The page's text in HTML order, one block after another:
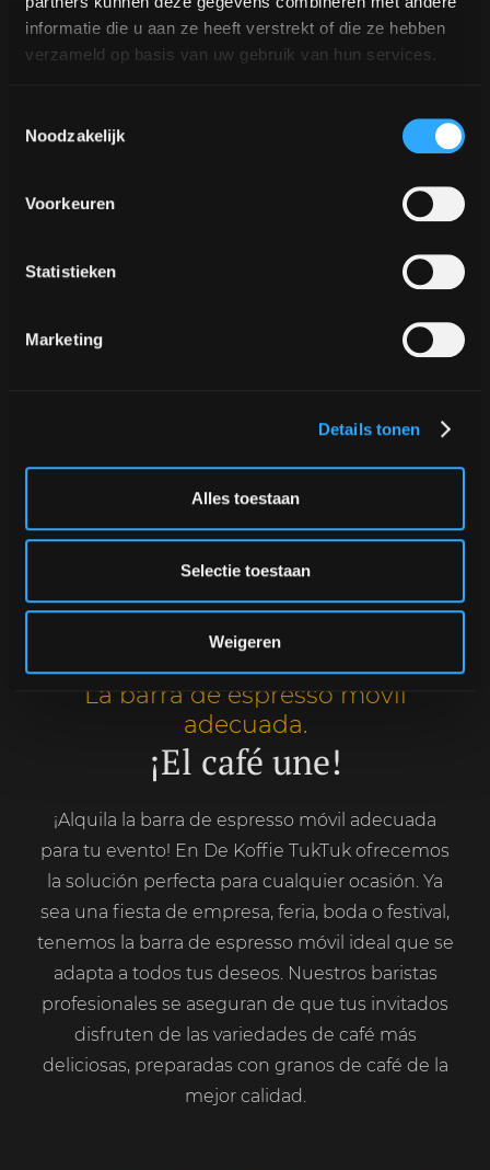
informatie die u aan ze heeft verstrekt of die ze hebben
verzameld op basis van uw gebruik van hun services.
Noodzakelijk
Voorkeuren
Statistieken
Marketing
Details tonen
Alles toestaan
Selectie toestaan
Weigeren
Alquilar una barra de
¿Quieres alquilar una barra de espresso móvil en
TukTuk no solo trabajan en los Países Bajos, sino
también en Bélgica y Alemania. Especialmente
durante ferias en Alemania, se les puede
encontrar a menudo.
La barra de espresso móvil
adecuada.
¡El café une!
¡Alquila la barra de espresso móvil adecuada
para tu evento! En De Koffie TukTuk ofrecemos
la solución perfecta para cualquier ocasión. Ya
sea una fiesta de empresa, feria, boda o festival,
tenemos la barra de espresso móvil ideal que se
adapta a todos tus deseos. Nuestros baristas
profesionales se aseguran de que tus invitados
disfruten de las variedades de café más
deliciosas, preparadas con granos de café de la
mejor calidad.